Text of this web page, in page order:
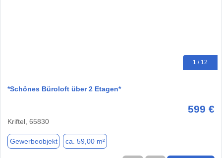
1 / 12
*Schönes Büroloft über 2 Etagen*
599 €
Kriftel, 65830
Gewerbeobjekt ca. 59,00 m²